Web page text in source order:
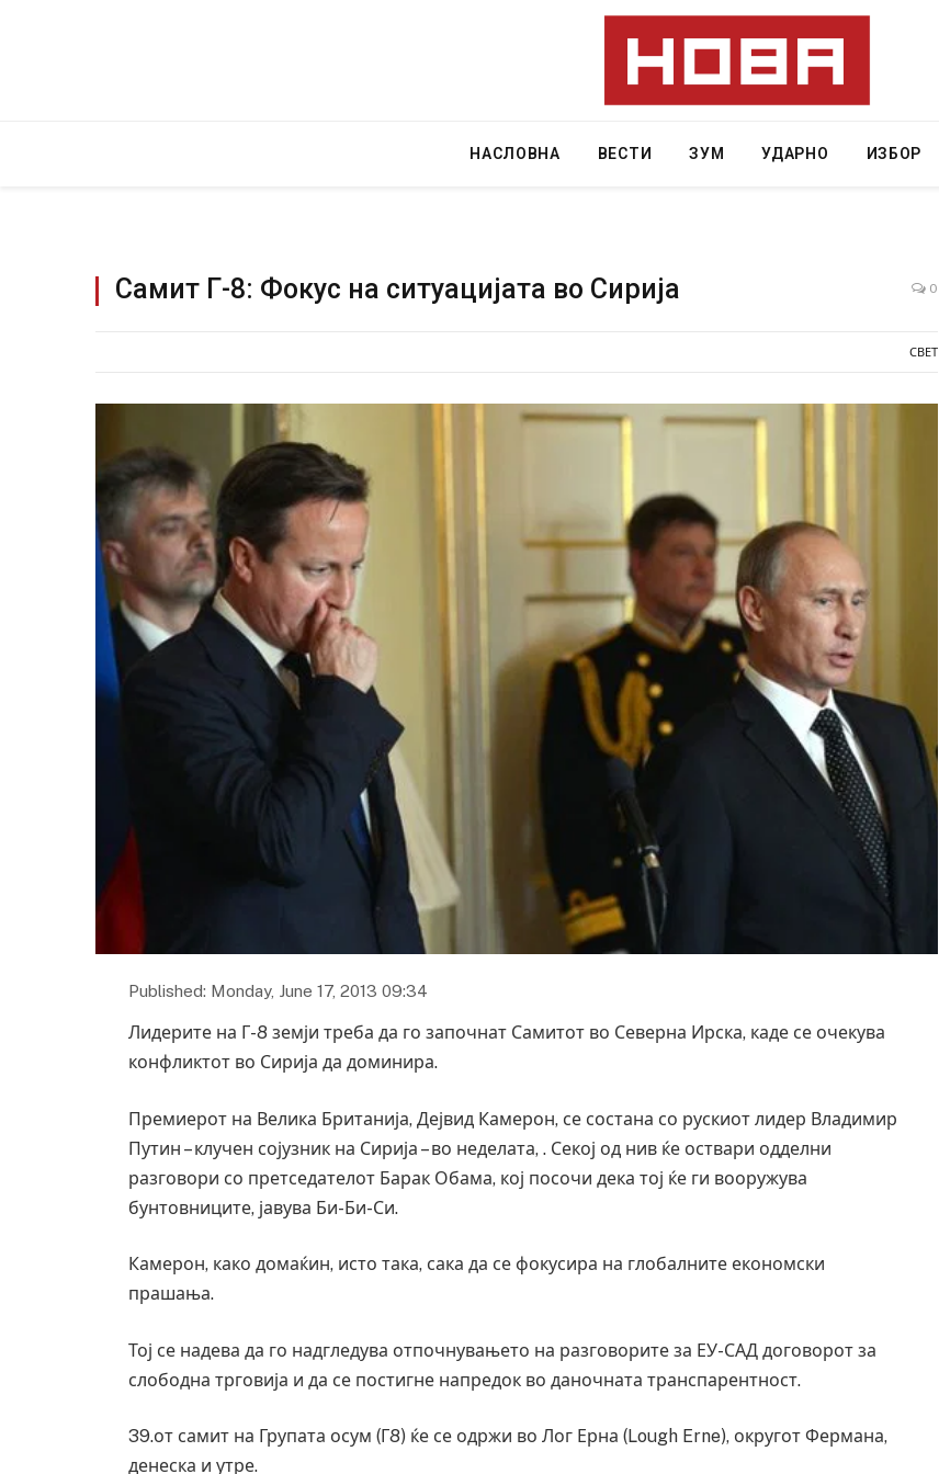
НАСЛОВНА ВЕСТИ ЗУМ УДАРНО ИЗБОР
Самит Г-8: Фокус на ситуацијата во Сирија 0
СВЕТ
Published: Monday, June 17, 2013 09:34
Лидерите на Г-8 земји треба да го започнат Самитот во Северна Ирска, каде се очекува
конфликтот во Сирија да доминира.
Премиерот на Велика Британија, Дејвид Камерон, се состана со рускиот лидер Владимир
Путин – клучен сојузник на Сирија – во неделата, . Секој од нив ќе оствари одделни
разговори со претседателот Барак Обама, кој посочи дека тој ќе ги вооружува
бунтовниците, јавува Би-Би-Си.
Камерон, како домаќин, исто така, сака да се фокусира на глобалните економски
прашања.
Тој се надева да го надгледува отпочнувањето на разговорите за ЕУ-САД договорот за
слободна трговија и да се постигне напредок во даночната транспарентност.
39.от самит на Групата осум (Г8) ќе се одржи во Лог Ерна (Lough Erne), округот Фермана,
денеска и утре.